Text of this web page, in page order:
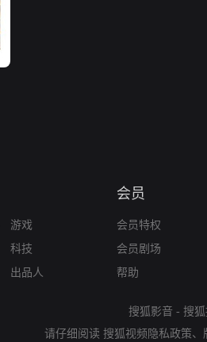
游戏
科技
出品人
会员
会员特权
会员剧场
帮助
搜狐影音 - 搜
请仔细阅读 搜狐视频隐私政策、